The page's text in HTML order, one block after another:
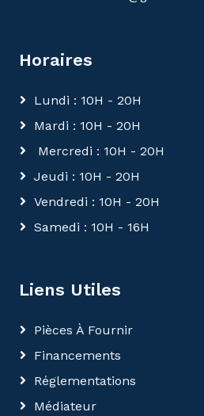
Horaires
Lundi : 10H - 20H
Mardi : 10H - 20H
Mercredi : 10H - 20H
Jeudi : 10H - 20H
Vendredi : 10H - 20H
Samedi : 10H - 16H
Liens Utiles
Pièces À Fournir
Financements
Réglementations
Médiateur